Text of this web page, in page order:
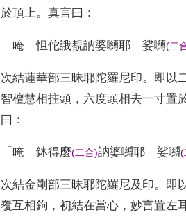
於頂上。真言曰 ：
「 唵 怛佗誐覩訥婆嚩耶 娑嚩(二
次結蓮華部三昧耶陀羅尼印。 即以
智檀慧相拄頭 ， 六度頭相去一寸置
曰 ：
「 唵 鉢得麼(二合)訥婆嚩耶 娑嚩(
次結金剛部三昧耶陀羅尼及印。 即
覆互相鉤 ，初結在當心 ，妙言置左